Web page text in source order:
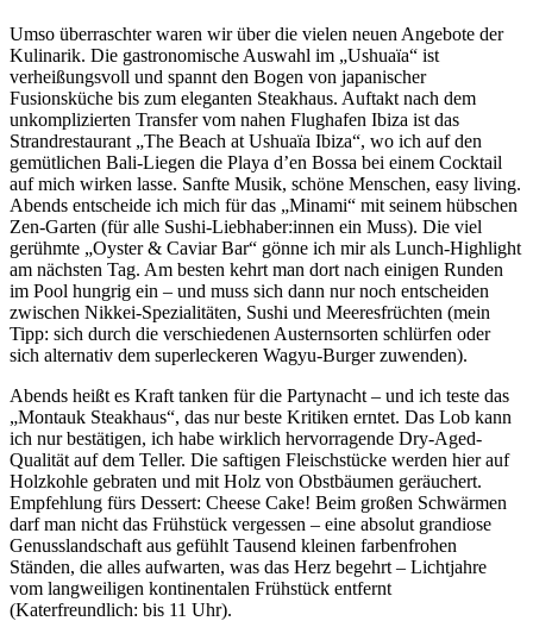
Umso überraschter waren wir über die vielen neuen Angebote der
Kulinarik. Die gastronomische Auswahl im „Ushuaïa“ ist
verheißungsvoll und spannt den Bogen von japanischer
Fusionsküche bis zum eleganten Steakhaus. Auftakt nach dem
unkomplizierten Transfer vom nahen Flughafen Ibiza ist das
Strandrestaurant „The Beach at Ushuaïa Ibiza“, wo ich auf den
gemütlichen Bali-Liegen die Playa d’en Bossa bei einem Cocktail
auf mich wirken lasse. Sanfte Musik, schöne Menschen, easy living.
Abends entscheide ich mich für das „Minami“ mit seinem hübschen
Zen-Garten (für alle Sushi-Liebhaber:innen ein Muss). Die viel
gerühmte „Oyster & Caviar Bar“ gönne ich mir als Lunch-Highlight
am nächsten Tag. Am besten kehrt man dort nach einigen Runden
im Pool hungrig ein – und muss sich dann nur noch entscheiden
zwischen Nikkei-Spezialitäten, Sushi und Meeresfrüchten (mein
Tipp: sich durch die verschiedenen Austernsorten schlürfen oder
sich alternativ dem superleckeren Wagyu-Burger zuwenden).
Abends heißt es Kraft tanken für die Partynacht – und ich teste das
„Montauk Steakhaus“, das nur beste Kritiken erntet. Das Lob kann
ich nur bestätigen, ich habe wirklich hervorragende Dry-Aged-
Qualität auf dem Teller. Die saftigen Fleischstücke werden hier auf
Holzkohle gebraten und mit Holz von Obstbäumen geräuchert.
Empfehlung fürs Dessert: Cheese Cake! Beim großen Schwärmen
darf man nicht das Frühstück vergessen – eine absolut grandiose
Genusslandschaft aus gefühlt Tausend kleinen farbenfrohen
Ständen, die alles aufwarten, was das Herz begehrt – Lichtjahre
vom langweiligen kontinentalen Frühstück entfernt
(Katerfreundlich: bis 11 Uhr).